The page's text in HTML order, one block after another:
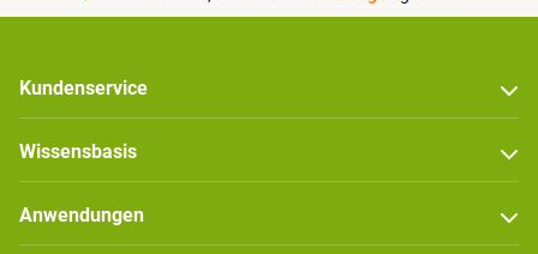
Kundenservice
Wissensbasis
Anwendungen